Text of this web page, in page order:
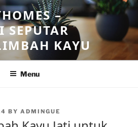
–
SEPUTAR
KAYU
Menu
BY ADMINGUE